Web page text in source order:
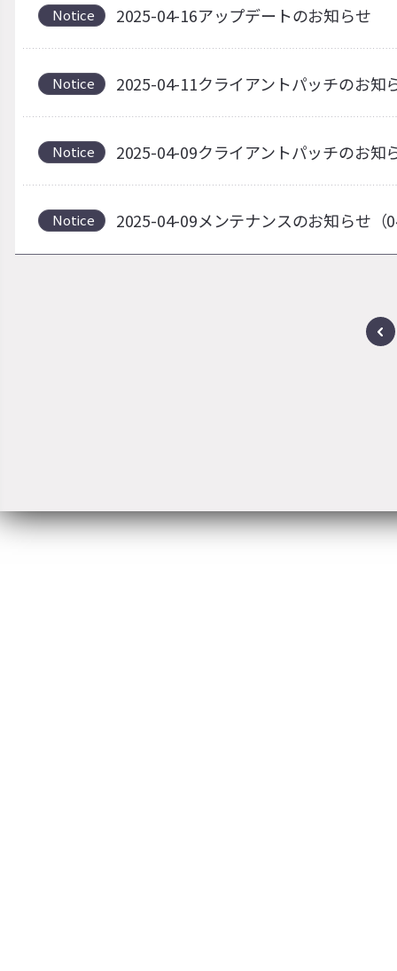
Notice 2025-04-16アップデートのお知らせ
Notice 2025-04-11クライアントパッチのお知
Notice 2025-04-09クライアントパッチのお知
Notice 2025-04-09メンテナンスのお知らせ（